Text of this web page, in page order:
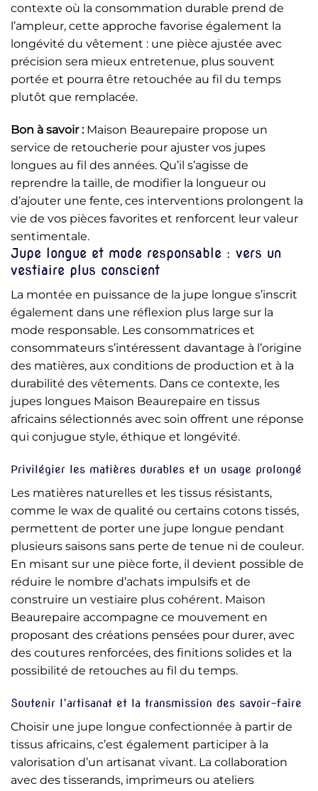
contexte où la consommation durable prend de
l’ampleur, cette approche favorise également la
longévité du vêtement : une pièce ajustée avec
précision sera mieux entretenue, plus souvent
portée et pourra être retouchée au fil du temps
plutôt que remplacée.
Bon à savoir :Maison Beaurepaire propose un
service de retoucherie pour ajuster vos jupes
longues au fil des années. Qu’il s’agisse de
reprendre la taille, de modifier la longueur ou
d’ajouter une fente, ces interventions prolongent la
vie de vos pièces favorites et renforcent leur valeur
sentimentale.
Jupe longue et mode responsable : vers un
vestiaire plus conscient
La montée en puissance de la jupe longue s’inscrit
également dans une réflexion plus large sur la
mode responsable. Les consommatrices et
consommateurs s’intéressent davantage à l’origine
des matières, aux conditions de production et à la
durabilité des vêtements. Dans ce contexte, les
jupes longues Maison Beaurepaire en tissus
africains sélectionnés avec soin offrent une réponse
qui conjugue style, éthique et longévité.
Privilégier les matières durables et un usage prolongé
Les matières naturelles et les tissus résistants,
comme le wax de qualité ou certains cotons tissés,
permettent de porter une jupe longue pendant
plusieurs saisons sans perte de tenue ni de couleur.
En misant sur une pièce forte, il devient possible de
réduire le nombre d’achats impulsifs et de
construire un vestiaire plus cohérent. Maison
Beaurepaire accompagne ce mouvement en
proposant des créations pensées pour durer, avec
des coutures renforcées, des finitions solides et la
possibilité de retouches au fil du temps.
Soutenir l’artisanat et la transmission des savoir-faire
Choisir une jupe longue confectionnée à partir de
tissus africains, c’est également participer à la
valorisation d’un artisanat vivant. La collaboration
avec des tisserands, imprimeurs ou ateliers